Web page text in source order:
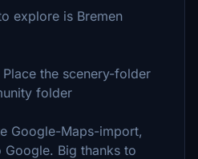
explore is Bremen
the scenery-folder
folder
Google-Maps-import,
Big thanks to